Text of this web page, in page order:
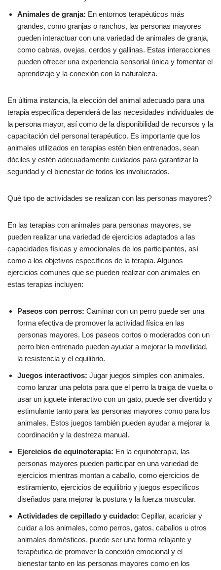
Animales de granja: En entornos terapéuticos más
grandes, como granjas o ranchos, las personas mayores
pueden interactuar con una variedad de animales de granja,
como cabras, ovejas, cerdos y gallinas. Estas interacciones
pueden ofrecer una experiencia sensorial única y fomentar el
aprendizaje y la conexión con la naturaleza.
En última instancia, la elección del animal adecuado para una
terapia específica dependerá de las necesidades individuales de
la persona mayor, así como de la disponibilidad de recursos y la
capacitación del personal terapéutico. Es importante que los
animales utilizados en terapias estén bien entrenados, sean
dóciles y estén adecuadamente cuidados para garantizar la
seguridad y el bienestar de todos los involucrados.
Qué tipo de actividades se realizan con las personas mayores?
En las terapias con animales para personas mayores, se
pueden realizar una variedad de ejercicios adaptados a las
capacidades físicas y emocionales de los participantes, así
como a los objetivos específicos de la terapia. Algunos
ejercicios comunes que se pueden realizar con animales en
estas terapias incluyen:
Paseos con perros: Caminar con un perro puede ser una
forma efectiva de promover la actividad física en las
personas mayores. Los paseos cortos o moderados con un
perro bien entrenado pueden ayudar a mejorar la movilidad,
la resistencia y el equilibrio.
Juegos interactivos: Jugar juegos simples con animales,
como lanzar una pelota para que el perro la traiga de vuelta o
usar un juguete interactivo con un gato, puede ser divertido y
estimulante tanto para las personas mayores como para los
animales. Estos juegos también pueden ayudar a mejorar la
coordinación y la destreza manual.
Ejercicios de equinoterapia: En la equinoterapia, las
personas mayores pueden participar en una variedad de
ejercicios mientras montan a caballo, como ejercicios de
estiramiento, ejercicios de equilibrio y juegos específicos
diseñados para mejorar la postura y la fuerza muscular.
Actividades de cepillado y cuidado: Cepillar, acariciar y
cuidar a los animales, como perros, gatos, caballos u otros
animales domésticos, puede ser una forma relajante y
terapéutica de promover la conexión emocional y el
bienestar tanto en las personas mayores como en los